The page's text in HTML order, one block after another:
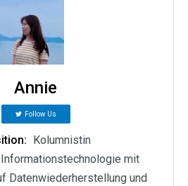
Annie
Follow Us
Kolumnistin
mit
Datenwiederherstellung und